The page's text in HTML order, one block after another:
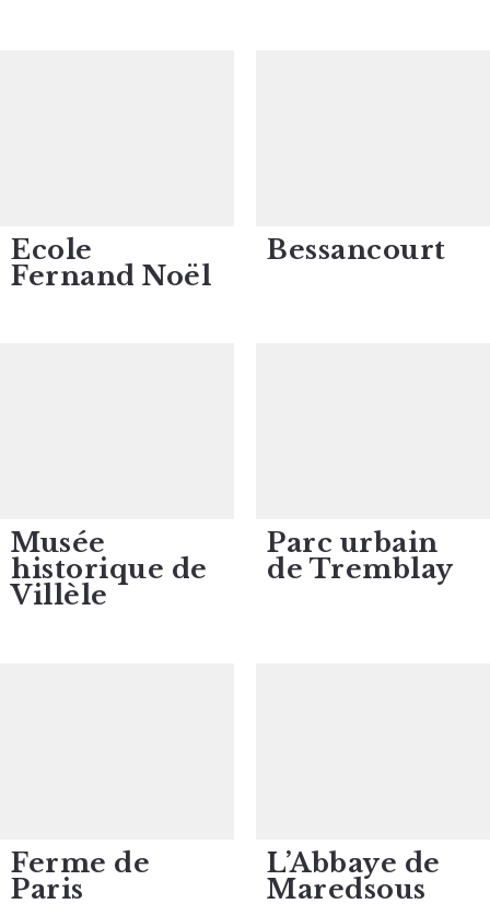
Ecole
Fernand Noël
Bessancourt
Musée
historique de
Villèle
Parc urbain
de Tremblay
Ferme de
Paris
L’Abbaye de
Maredsous